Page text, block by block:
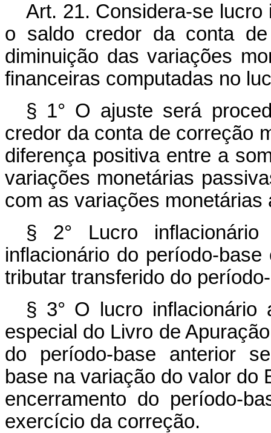
Art. 21. Considera-se
o saldo credor da conta
diminuição das variações
financeiras computadas no
§ 1° O ajuste será
credor da conta de correção
diferença positiva entre a
variações monetárias
com as variações monetárias
§ 2° Lucro
inflacionário do período-
tributar transferido do
§ 3° O lucro inflacionário
especial do Livro de
do período-base anterior
base na variação do valor do
encerramento do período-
exercício da correção.